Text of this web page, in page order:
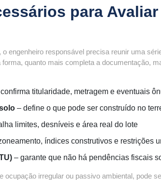
para
, o engenheiro responsável precisa reunir uma
quanto mais completa a documentação,
titularidade, metragem e eventuais
– define o que pode ser construído no
limites, desníveis e área real do lote
índices construtivos e restrições
– garante que não há pendências fiscais
ocupação irregular ou passivo ambiental, pode